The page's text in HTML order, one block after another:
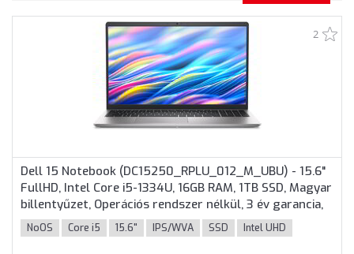
2
Dell 15 Notebook (DC15250_RPLU_012_M_UBU) - 15.6"
FullHD, Intel Core i5-1334U, 16GB RAM, 1TB SSD, Magyar
billentyűzet, Operációs rendszer nélkül, 3 év garancia,
Ezüst színben
NoOS Core i5 15.6" IPS/WVA SSD Intel UHD